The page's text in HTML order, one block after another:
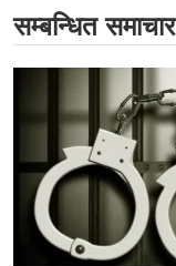
सम्बन्धित समाचार